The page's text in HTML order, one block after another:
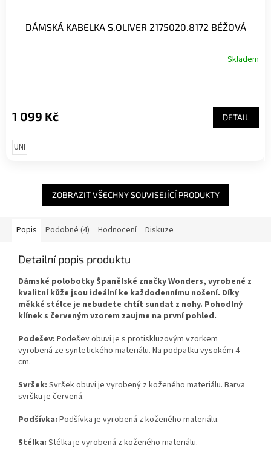
DÁMSKÁ KABELKA S.OLIVER 2175020.8172 BÉŽOVÁ
Skladem
1 099 Kč DETAIL
UNI
ZOBRAZIT VŠECHNY SOUVISEJÍCÍ PRODUKTY
Popis Podobné (4) Hodnocení Diskuze
Detailní popis produktu
Dámské polobotky Španělské značky Wonders, vyrobené z
kvalitní kůže jsou ideální ke každodennímu nošení. Díky
měkké stélce je nebudete chtít sundat z nohy. Pohodlný
klínek s červeným vzorem zaujme na první pohled.
Podešev: Podešev obuvi je s protiskluzovým vzorkem
vyrobená ze syntetického materiálu. Na podpatku vysokém 4
cm.
Svršek: Svršek obuvi je vyrobený z koženého materiálu. Barva
svršku je červená.
Podšívka: Podšívka je vyrobená z koženého materiálu.
Stélka: Stélka je vyrobená z koženého materiálu.